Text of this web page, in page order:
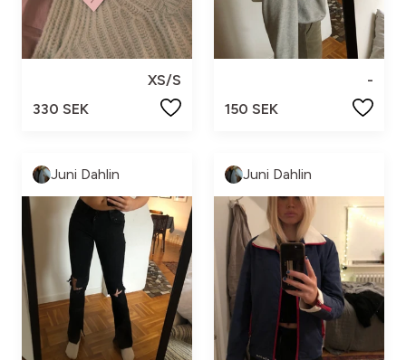
XS/S
330 SEK
-
150 SEK
Juni Dahlin Juni Dahlin